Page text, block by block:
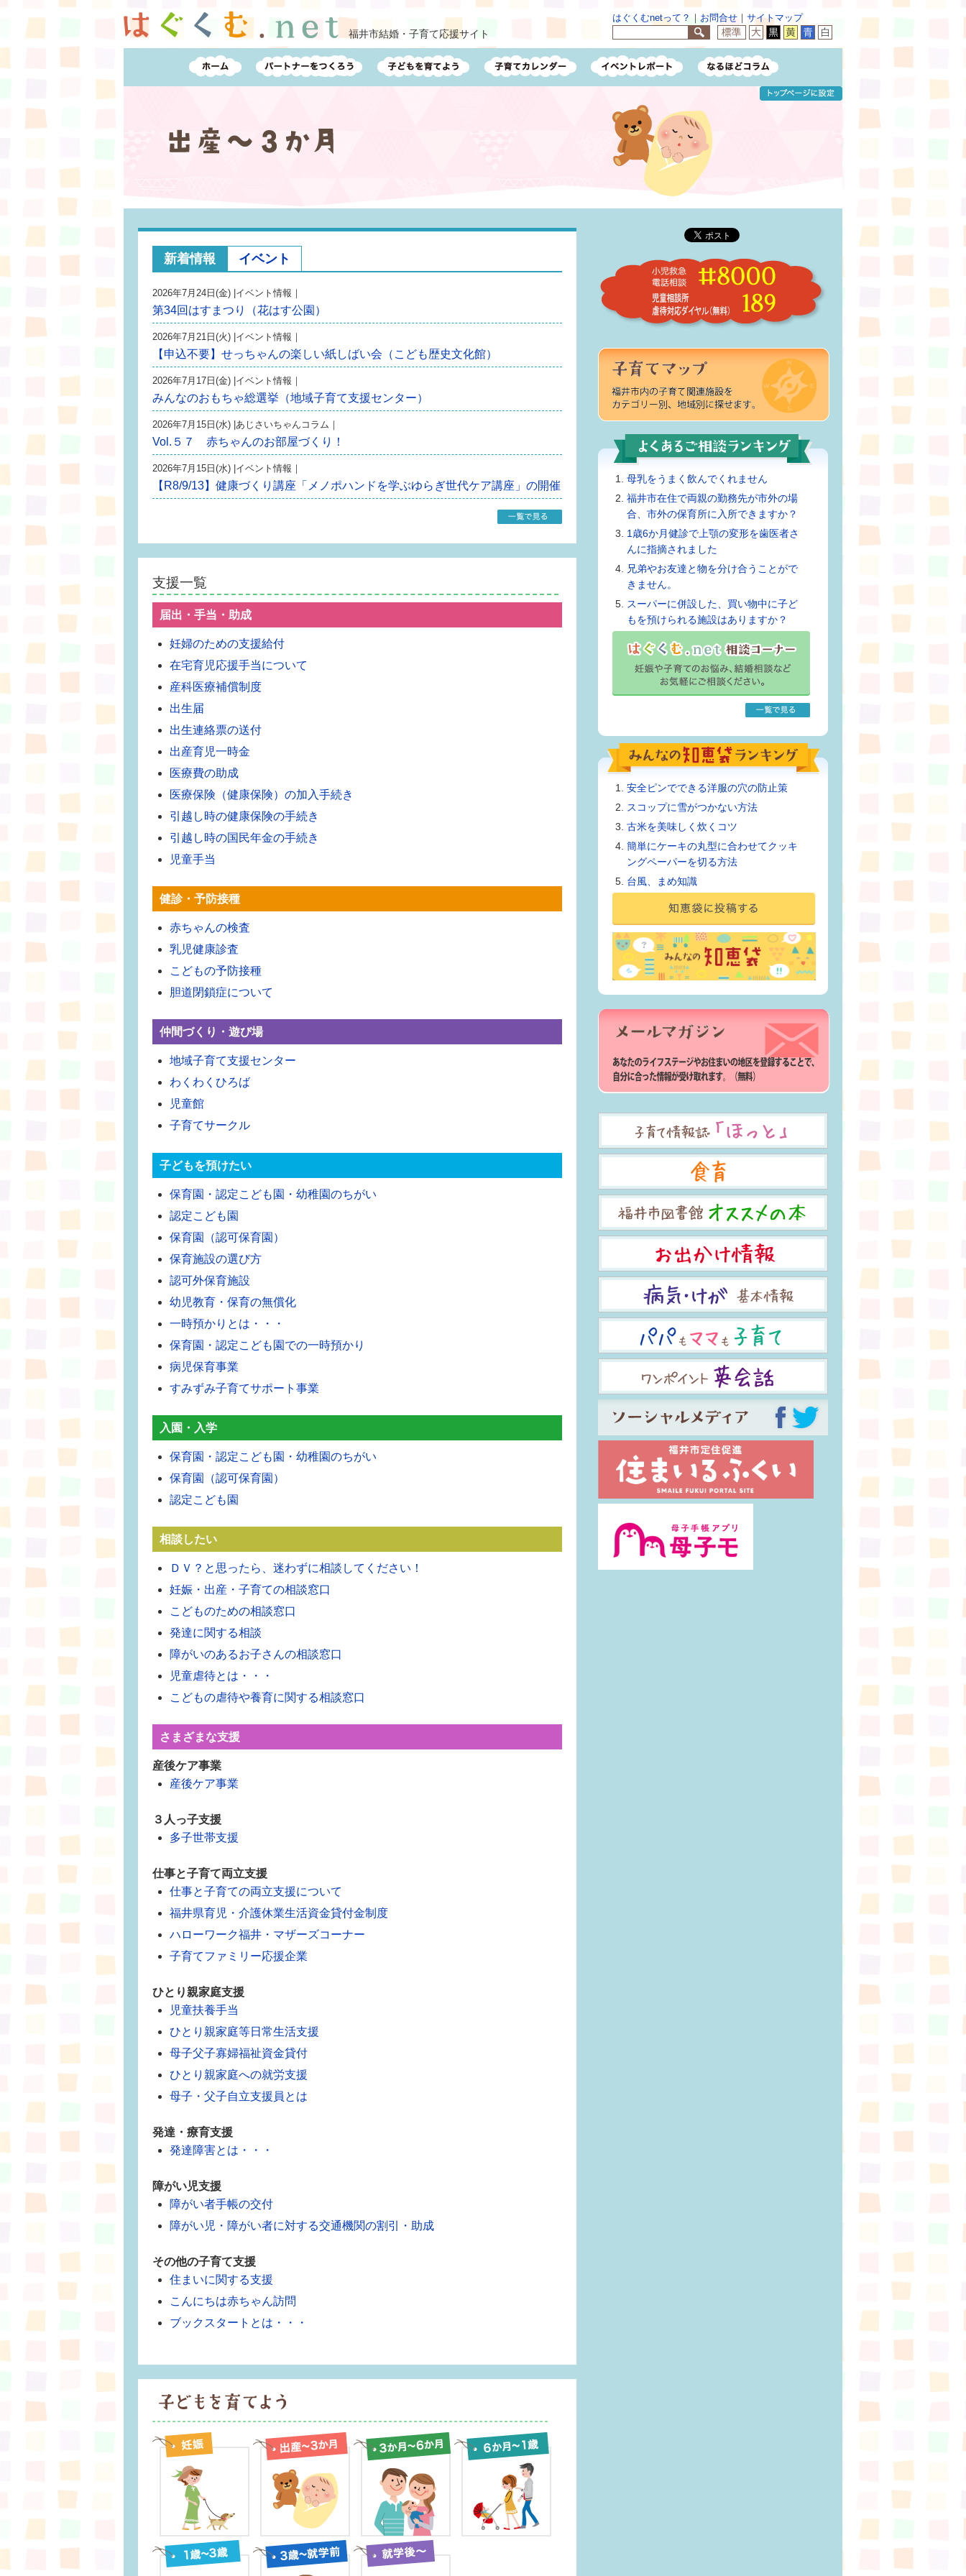
福井市結婚・子育て応援サイト
はぐくむnetって？ ｜ お問合せ ｜ サイトマップ
新着情報 イベント
2026年7月24日(金) |イベント情報｜
第34回はすまつり（花はす公園）
2026年7月21日(火) |イベント情報｜
【申込不要】せっちゃんの楽しい紙しばい会（こども歴史文化館）
2026年7月17日(金) |イベント情報｜
みんなのおもちゃ総選挙（地域子育て支援センター）
2026年7月15日(水) |あじさいちゃんコラム｜
Vol.５７ 赤ちゃんのお部屋づくり！
2026年7月15日(水) |イベント情報｜
【R8/9/13】健康づくり講座「メノポハンドを学ぶゆらぎ世代ケア講座」の開催
支援一覧
届出・手当・助成
妊婦のための支援給付
在宅育児応援手当について
産科医療補償制度
出生届
出生連絡票の送付
出産育児一時金
医療費の助成
医療保険（健康保険）の加入手続き
引越し時の健康保険の手続き
引越し時の国民年金の手続き
児童手当
健診・予防接種
赤ちゃんの検査
乳児健康診査
こどもの予防接種
胆道閉鎖症について
仲間づくり・遊び場
地域子育て支援センター
わくわくひろば
児童館
子育てサークル
子どもを預けたい
保育園・認定こども園・幼稚園のちがい
認定こども園
保育園（認可保育園）
保育施設の選び方
認可外保育施設
幼児教育・保育の無償化
一時預かりとは・・・
保育園・認定こども園での一時預かり
病児保育事業
すみずみ子育てサポート事業
入園・入学
保育園・認定こども園・幼稚園のちがい
保育園（認可保育園）
認定こども園
相談したい
ＤＶ？と思ったら、迷わずに相談してください！
妊娠・出産・子育ての相談窓口
こどものための相談窓口
発達に関する相談
障がいのあるお子さんの相談窓口
児童虐待とは・・・
こどもの虐待や養育に関する相談窓口
さまざまな支援
産後ケア事業
産後ケア事業
３人っ子支援
多子世帯支援
仕事と子育て両立支援
仕事と子育ての両立支援について
福井県育児・介護休業生活資金貸付金制度
ハローワーク福井・マザーズコーナー
子育てファミリー応援企業
ひとり親家庭支援
児童扶養手当
ひとり親家庭等日常生活支援
母子父子寡婦福祉資金貸付
ひとり親家庭への就労支援
母子・父子自立支援員とは
発達・療育支援
発達障害とは・・・
障がい児支援
障がい者手帳の交付
障がい児・障がい者に対する交通機関の割引・助成
その他の子育て支援
住まいに関する支援
こんにちは赤ちゃん訪問
ブックスタートとは・・・
母乳をうまく飲んでくれません
福井市在住で両親の勤務先が市外の場
合、市外の保育所に入所できますか？
1歳6か月健診で上顎の変形を歯医者さ
んに指摘されました
兄弟やお友達と物を分け合うことがで
きません。
スーパーに併設した、買い物中に子ど
もを預けられる施設はありますか？
安全ピンでできる洋服の穴の防止策
スコップに雪がつかない方法
古米を美味しく炊くコツ
簡単にケーキの丸型に合わせてクッキ
ングペーパーを切る方法
台風、まめ知識